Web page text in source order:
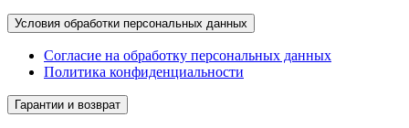
Условия обработки персональных данных
Согласие на обработку персональных данных
Политика конфиденциальности
Гарантии и возврат